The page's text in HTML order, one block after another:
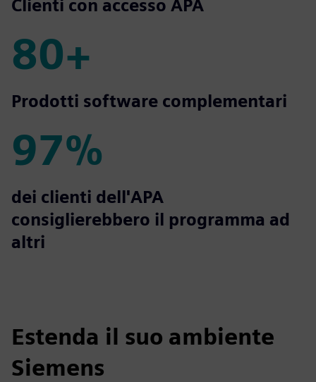
2.000 e più
Clienti con accesso APA
80+
80+
Prodotti software complementari
97%
97%
dei clienti dell'APA
consiglierebbero il programma ad
altri
Estenda il suo ambiente
Siemens